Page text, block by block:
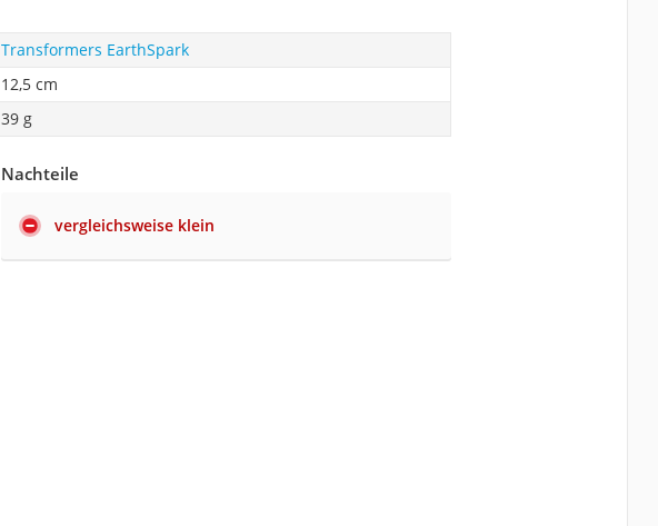
Transformers EarthSpark
12,5 cm
39 g
Nachteile
vergleichsweise klein